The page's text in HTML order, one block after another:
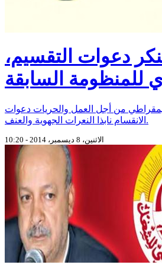
دعوات التقسيم،
للمنظومة السابقة
من أجل العمل والحريات دعوات
الانقسام نابذا النعرات الجهوية والعنف.
الاثنين، 8 ديسمبر، 2014 - 10:20